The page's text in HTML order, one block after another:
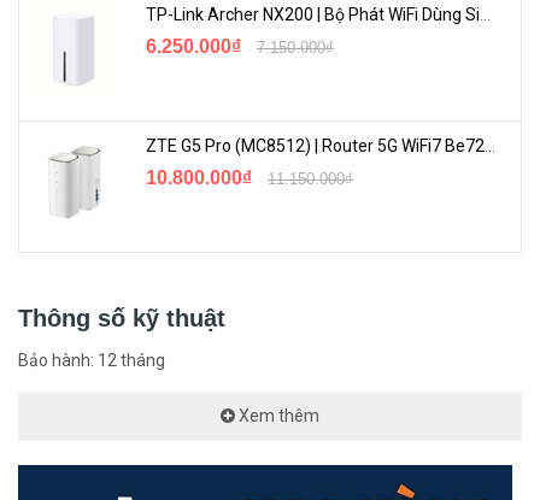
<Hotline: 0828.011.011 - (028)7300.2021 - VoHoang.vn>
6.250.000₫ 7.150.000₫
10.800.000₫ 11.150.000₫
Thông số kỹ thuật
Bảo hành: 12 tháng
Xem thêm